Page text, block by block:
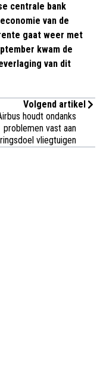
centrale bank
van de
gaat weer met
kwam de
van dit
Volgend artikel
houdt ondanks
problemen vast aan
vliegtuigen